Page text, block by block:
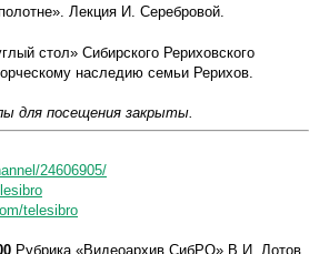
Лекция И. Серебровой.
стол» Сибирского Рериховского
наследию семьи Рерихов.
для посещения закрыты.
24606905/
telesibro
Рубрика «Видеоархив СибРО».В.И. Лотов.